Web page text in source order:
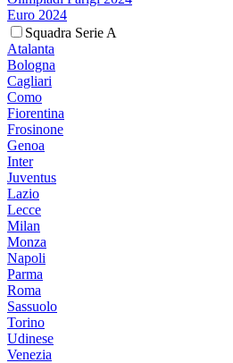
Euro 2024
Squadra Serie A
Atalanta
Bologna
Cagliari
Como
Fiorentina
Frosinone
Genoa
Inter
Juventus
Lazio
Lecce
Milan
Monza
Napoli
Parma
Roma
Sassuolo
Torino
Udinese
Venezia